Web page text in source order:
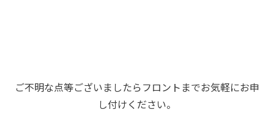
ご不明な点等ございましたらフロントまでお気軽にお申
し付けください。